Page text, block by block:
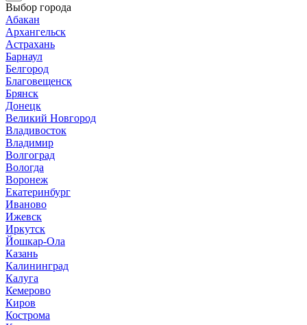
Выбор города
Абакан
Архангельск
Астрахань
Барнаул
Белгород
Благовещенск
Брянск
Донецк
Великий Новгород
Владивосток
Владимир
Волгоград
Вологда
Воронеж
Екатеринбург
Иваново
Ижевск
Иркутск
Йошкар-Ола
Казань
Калининград
Калуга
Кемерово
Киров
Кострома